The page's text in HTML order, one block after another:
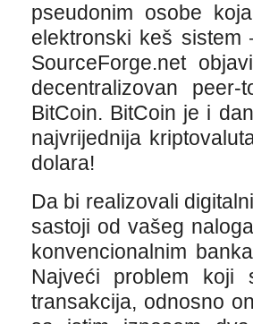
pseudonim osobe
elektronski keš
SourceForge.net
decentralizovan
BitCoin. BitCoin je i
najvrijednija
dolara!
Da bi realizovali
sastoji od vašeg
konvencionalnim
Najveći problem
transakcija, odnosno